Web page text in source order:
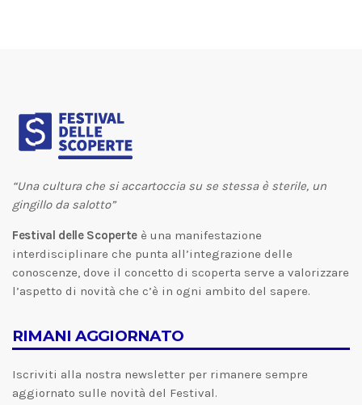
“Una cultura che si accartoccia su se stessa è sterile, un
gingillo da salotto”
Festival delle Scoperte è una manifestazione
interdisciplinare che punta all’integrazione delle
conoscenze, dove il concetto di scoperta serve a valorizzare
l’aspetto di novità che c’è in ogni ambito del sapere.
RIMANI AGGIORNATO
Iscriviti alla nostra newsletter per rimanere sempre
aggiornato sulle novità del Festival.